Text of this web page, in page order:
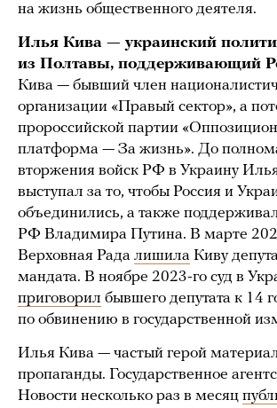
на жизнь общественного деятеля.
Илья Кива — украинский
из Полтавы, поддерживающий
Кива — бывший член
организации «Правый сектор», а
пророссийской партии
платформа — За жизнь». До
вторжения войск РФ в Украину
выступал за то, чтобы Россия и
объединились, а также
РФ Владимира Путина. В марте
Верховная Рада лишила Киву
мандата. В ноябре 2023-го суд в
приговорил бывшего депутата к 14
по обвинению в государственной
Илья Кива — частый герой
пропаганды. Государственное
Новости несколько раз в месяц